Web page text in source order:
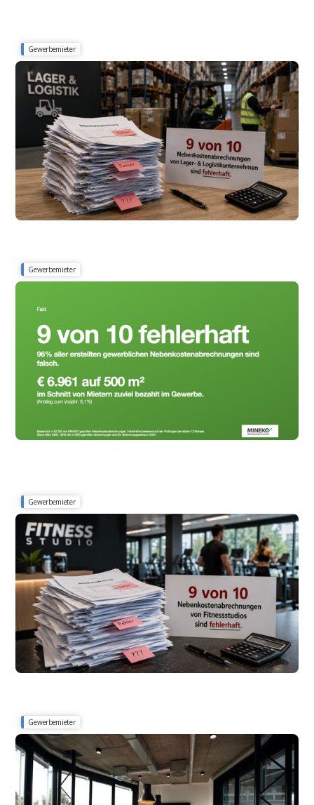
Gewerbemieter
Betriebskosten Assetklasse Lager & Logistik 2026
9 von 10 Nebenkostenabrechnungen von Lager
& Logistikflächen sind fehlerhaft
Gewerbemieter
worauf es ankommt!
Betriebskosten 2026 im Überblick: Aktuelle
Zahlen für Gewerbemieter
Gewerbemieter
Betriebskosten in Fitnessstudios 2026
9 von 10 Nebenkostenabrechnungen von
Fitnessstudios sind fehlerhaft
Gewerbemieter
Mietflächen, Berechnung und Auswirkungen auf Nebenkosten
Gewerbefläche und Gewerberäume: Wie sie
die Nebenkosten beeinflussen